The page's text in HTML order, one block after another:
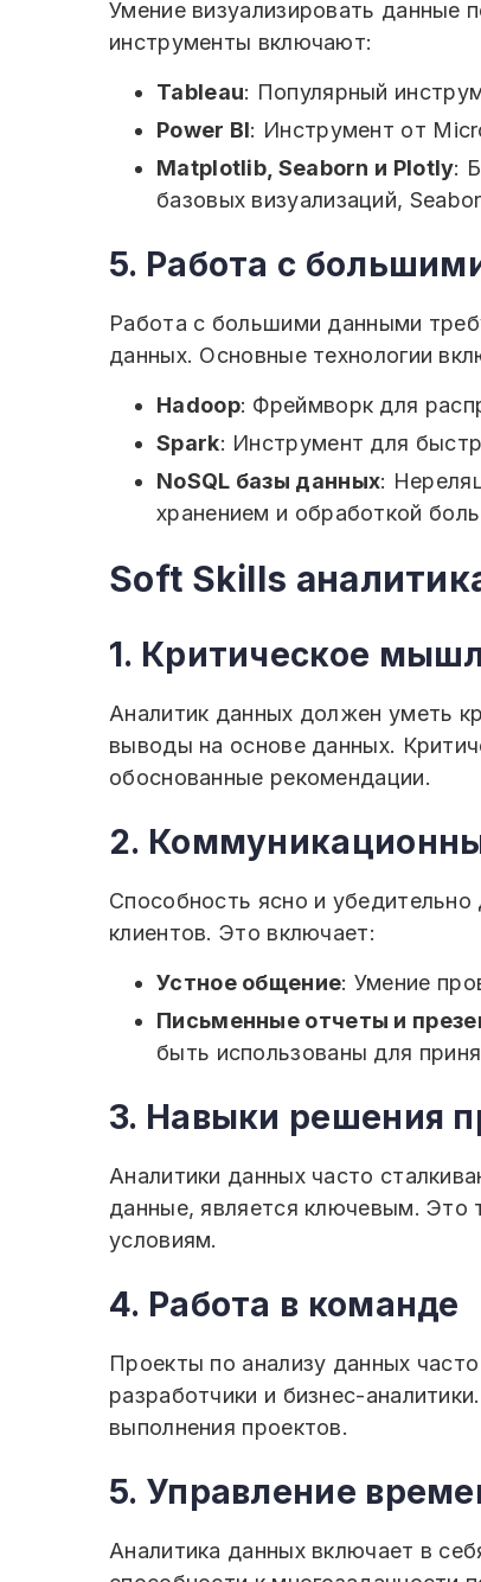
Умение визуализировать данные
инструменты включают:
Tableau: Популярный
Power BI: Инструмент от
Matplotlib, Seaborn и Plotly:
базовых визуализаций,
5. Работа с
Работа с большими данными
данных. Основные технологии
Hadoop: Фреймворк для
Spark: Инструмент для
NoSQL базы данных:
хранением и обработкой
Soft Skills
1. Критическое
Аналитик данных должен уметь
выводы на основе данных.
обоснованные рекомендации.
2.
Способность ясно и
клиентов. Это включает:
Устное общение: Умение
Письменные отчеты и
быть использованы для
3. Навыки решения
Аналитики данных часто
данные, является ключевым. Это
условиям.
4. Работа в команде
Проекты по анализу данных
разработчики и бизнес-
выполнения проектов.
5. Управление
Аналитика данных включает в